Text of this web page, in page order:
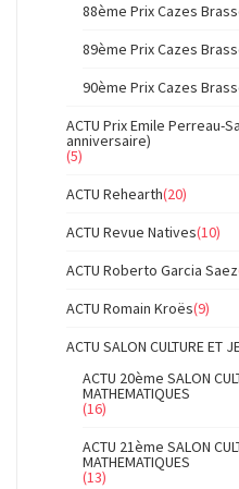
88ème Prix Cazes
89ème Prix Cazes
90ème Prix Cazes
ACTU Prix Emile Perreau-
anniversaire)
(5)
ACTU Rehearth(20)
ACTU Revue Natives(10)
ACTU Roberto Garcia Saez
ACTU Romain Kroës(9)
ACTU SALON CULTURE ET
ACTU 20ème SALON
MATHEMATIQUES
(16)
ACTU 21ème SALON
MATHEMATIQUES
(13)